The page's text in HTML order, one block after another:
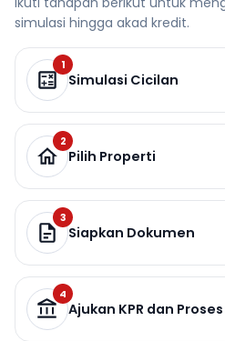
simulasi hingga akad kredit.
1
Simulasi Cicilan
2
Pilih Properti
3
Siapkan Dokumen
4
Ajukan KPR dan